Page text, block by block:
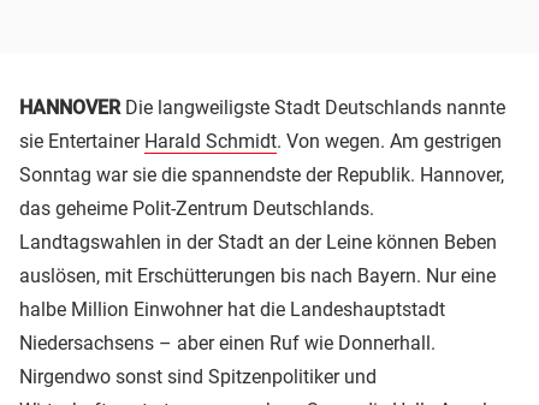
HANNOVER Die langweiligste Stadt Deutschlands nannte
sie Entertainer Harald Schmidt. Von wegen. Am gestrigen
Sonntag war sie die spannendste der Republik. Hannover,
das geheime Polit-Zentrum Deutschlands.
Landtagswahlen in der Stadt an der Leine können Beben
auslösen, mit Erschütterungen bis nach Bayern. Nur eine
halbe Million Einwohner hat die Landeshauptstadt
Niedersachsens – aber einen Ruf wie Donnerhall.
Nirgendwo sonst sind Spitzenpolitiker und